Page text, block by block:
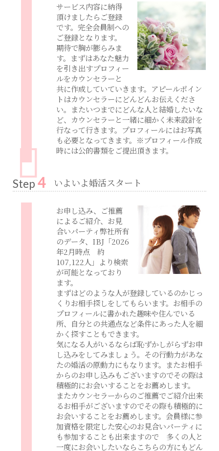
サービス内容に納得
頂けましたらご登録
です。完全会員制への
ご登録となります。
期待で胸が膨らみま
す。まずはあなた魅力
を引き出すプロフィー
ルをカウンセラーと
共に作成していていきます。アピールポイン
トはカウンセラーにどんどんお伝えくださ
い。またいつまでにどんな人と結婚したいな
ど、カウンセラーと一緒に細かく未来設計を
行なって行きます。プロフィールにはお写真
も必要となってきます。※プロフィール作成
時には公的書類をご提出頂きます。
Step 4 いよいよ婚活スタート
お申し込み、ご推薦
によるご紹介、お見
合いパーティ弊社所有
のデータ、IBJ「2026
年2月時点 約
107,122人」より検索
が可能となっており
ます。
まずはどのような人が登録しているのかじっ
くりお相手探しをしてもらいます。お相手の
プロフィールに書かれた趣味や住んでいる
所、自分との共通点など条件にあった人を細
かく探すこともできます。
気になる人がいるならば恥ずかしがらずお申
し込みをしてみましょう。その行動力があな
たの婚活の原動力にもなります。またお相手
からのお申し込みもございますのでその際は
積極的にお会いすることをお薦めします。
またカウンセラーからのご推薦でご紹介出来
るお相手がございますのでその際も積極的に
お会いすることをお薦めします。会員様に参
加資格を限定した安心のお見合いパーティに
も参加することも出来ますので 多くの人と
一度にお会いしたいならこちらの方にもどん